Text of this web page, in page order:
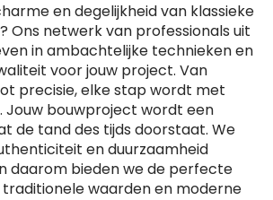
en degelijkheid van klassieke
Ons netwerk van professionals uit
in ambachtelijke technieken en
voor jouw project. Van
precisie, elke stap wordt met
Jouw bouwproject wordt een
de tand des tijds doorstaat. We
en duurzaamheid
daarom bieden we de perfecte
waarden en moderne